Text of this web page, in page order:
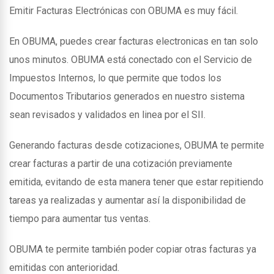
Emitir Facturas Electrónicas con OBUMA es muy fácil.
En OBUMA, puedes crear facturas electronicas en tan solo
unos minutos. OBUMA está conectado con el Servicio de
Impuestos Internos, lo que permite que todos los
Documentos Tributarios generados en nuestro sistema
sean revisados y validados en linea por el SII.
Generando facturas desde cotizaciones, OBUMA te permite
crear facturas a partir de una cotización previamente
emitida, evitando de esta manera tener que estar repitiendo
tareas ya realizadas y aumentar así la disponibilidad de
tiempo para aumentar tus ventas.
OBUMA te permite también poder copiar otras facturas ya
emitidas con anterioridad.